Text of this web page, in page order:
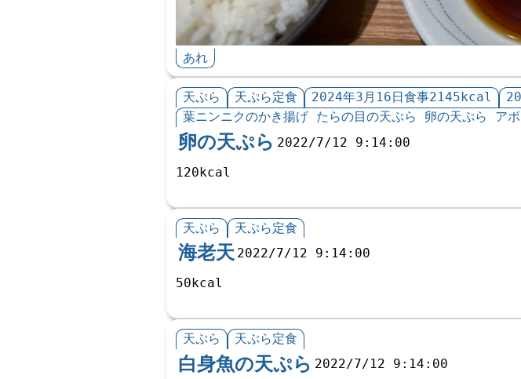
あれ
天ぷら 天ぷら定食 2024年3月16日食事2145kcal
葉ニンニクのかき揚げ たらの目の天ぷら 卵の天ぷら ア
卵の天ぷら 2022/7/12 9:14:00
120kcal
天ぷら 天ぷら定食
海老天 2022/7/12 9:14:00
50kcal
天ぷら 天ぷら定食
白身魚の天ぷら 2022/7/12 9:14:00